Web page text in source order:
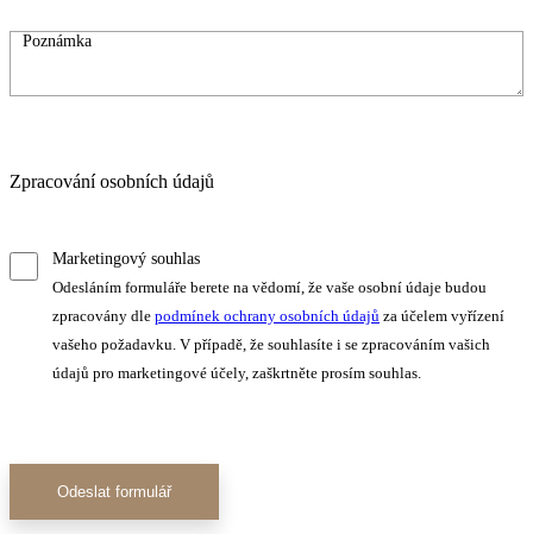
Zpracování osobních údajů
Marketingový souhlas
Odesláním formuláře berete na vědomí, že vaše osobní údaje budou
zpracovány dle podmínek ochrany osobních údajů za účelem vyřízení
vašeho požadavku. V případě, že souhlasíte i se zpracováním vašich
údajů pro marketingové účely, zaškrtněte prosím souhlas.
Odeslat formulář